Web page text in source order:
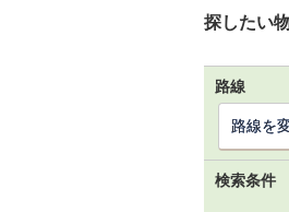
探したい
路線
路線を
検索条件